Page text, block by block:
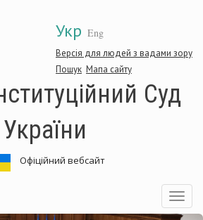
Укр Eng
Версія для людей з вадами зору
Пошук Мапа сайту
Суд
України
Офіційний вебсайт
Toggle